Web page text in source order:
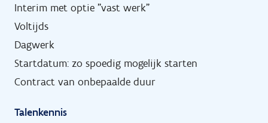
Interim met optie "vast werk"
Voltijds
Dagwerk
Startdatum: zo spoedig mogelijk starten
Contract van onbepaalde duur
Talenkennis